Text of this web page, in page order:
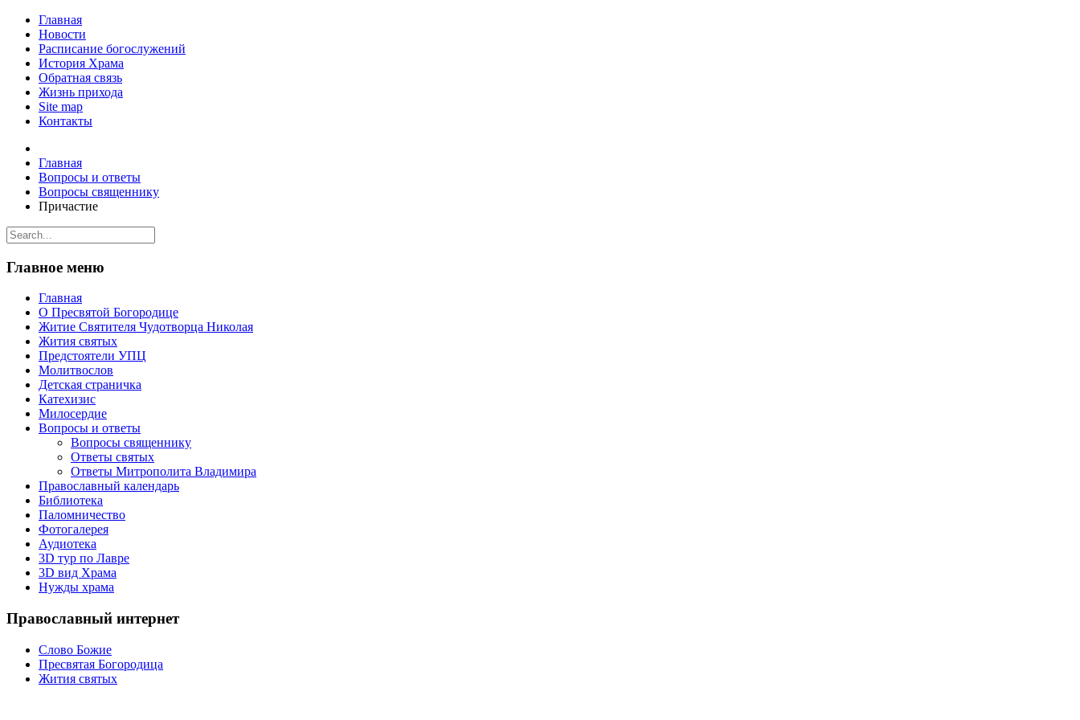
Главная
Новости
Расписание богослужений
История Храма
Обратная связь
Жизнь прихода
Site map
Контакты
Главная
Вопросы и ответы
Вопросы священнику
Причастие
Главное меню
Главная
О Пресвятой Богородице
Житие Святителя Чудотворца Николая
Жития святых
Предстоятели УПЦ
Молитвослов
Детская страничка
Катехизис
Милосердие
Вопросы и ответы
Вопросы священнику
Ответы святых
Ответы Митрополита Владимира
Православный календарь
Библиотека
Паломничество
Фотогалерея
Аудиотека
3D тур по Лавре
3D вид Храма
Нужды храма
Православный интернет
Слово Божие
Пресвятая Богородица
Жития святых